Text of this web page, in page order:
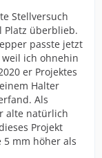
Stellversuch
Platz überblieb.
passte jetzt
ich ohnehin
er Projektes
Halter
Als
alte natürlich
Projekt
mm höher als